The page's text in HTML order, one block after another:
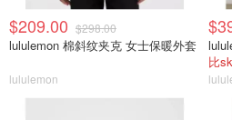
$209.00 $298.00
lululemon 棉斜纹夹克 女士保暖外套
lululemon
比